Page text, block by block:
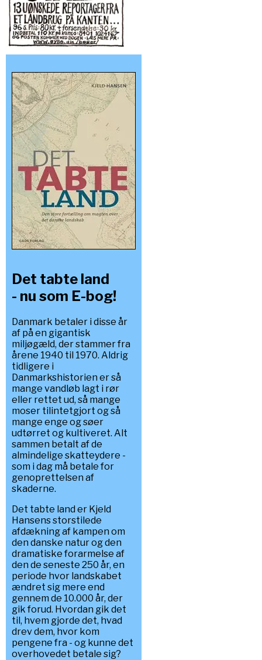
Det tabte land
- nu som E-bog!
Danmark betaler i disse år
af på en gigantisk
miljøgæld, der stammer fra
årene 1940 til 1970. Aldrig
tidligere i
Danmarkshistorien er så
mange vandløb lagt i rør
eller rettet ud, så mange
moser tilintetgjort og så
mange enge og søer
udtørret og kultiveret. Alt
sammen betalt af de
almindelige skatteydere -
som i dag må betale for
genoprettelsen af
skaderne.
Det tabte land er Kjeld
Hansens storstilede
afdækning af kampen om
den danske natur og den
dramatiske forarmelse af
den de seneste 250 år, en
periode hvor landskabet
ændret sig mere end
gennem de 10.000 år, der
gik forud. Hvordan gik det
til, hvem gjorde det, hvad
drev dem, hvor kom
pengene fra - og kunne det
overhovedet betale sig?